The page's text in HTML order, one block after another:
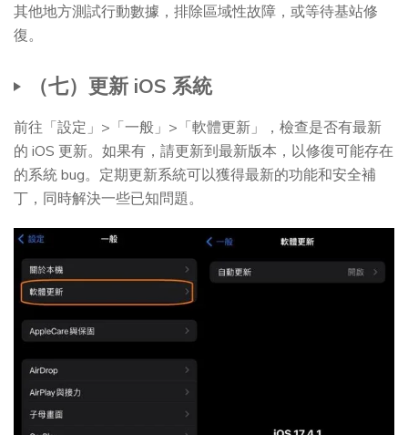
其他地方測試行動數據，排除區域性故障，或等待基站修
復。
（七）更新 iOS 系統
前往「設定」>「一般」>「軟體更新」，檢查是否有最新
的 iOS 更新。如果有，請更新到最新版本，以修復可能存在
的系統 bug。定期更新系統可以獲得最新的功能和安全補
丁，同時解決一些已知問題。